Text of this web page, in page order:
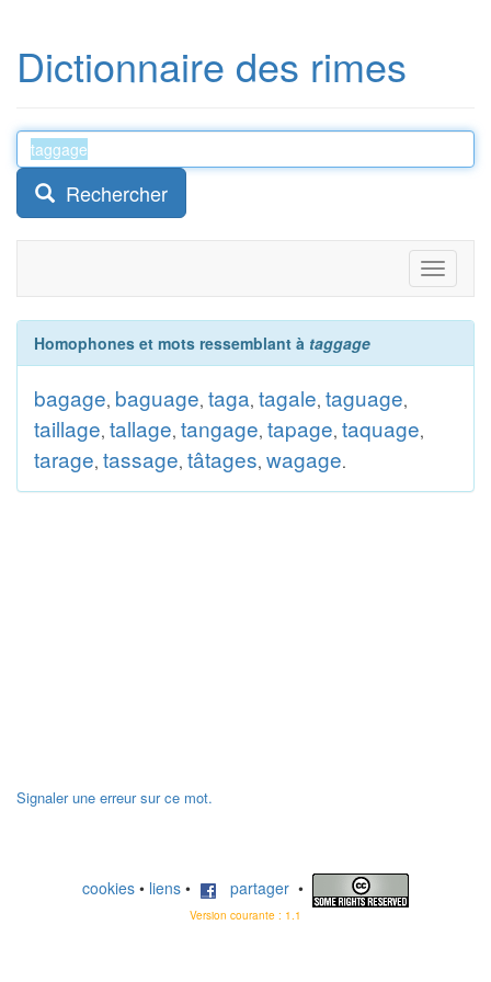
Dictionnaire des rimes
Rechercher
Toggle
Homophones et mots ressemblant à taggage
bagage, baguage, taga, tagale, taguage,
taillage, tallage, tangage, tapage, taquage,
tarage, tassage, tâtages, wagage.
Signaler une erreur sur ce mot.
cookies • liens • partager •
Version courante : 1.1